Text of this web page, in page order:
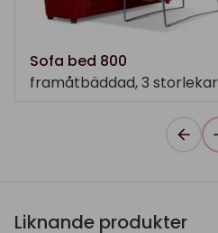
Sofa bed 800
framåtbäddad, 3 storlekar
Liknande produkter